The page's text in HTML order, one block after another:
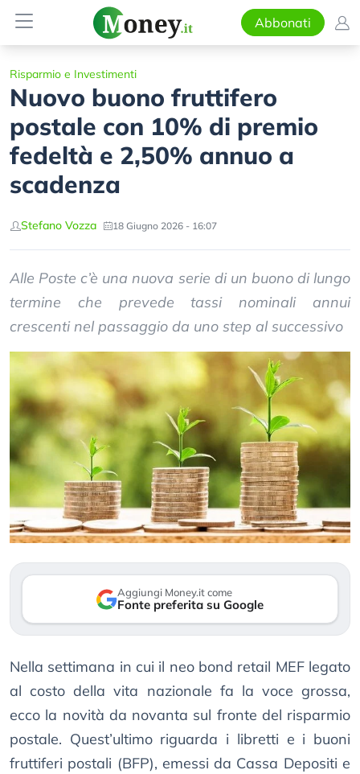
Abbonati
Risparmio e Investimenti
Nuovo buono fruttifero
postale con 10% di premio
fedeltà e 2,50% annuo a
scadenza
Stefano Vozza 18 Giugno 2026 - 16:07
Alle Poste c’è una nuova serie di un buono di lungo
termine che prevede tassi nominali annui
crescenti nel passaggio da uno step al successivo
Aggiungi Money.it come
Fonte preferita su Google
Nella settimana in cui il neo bond retail MEF legato
al costo della vita nazionale fa la voce grossa,
ecco la novità da novanta sul fronte del risparmio
postale. Quest’ultimo riguarda i libretti e i buoni
fruttiferi postali (BFP), emessi da Cassa Depositi e